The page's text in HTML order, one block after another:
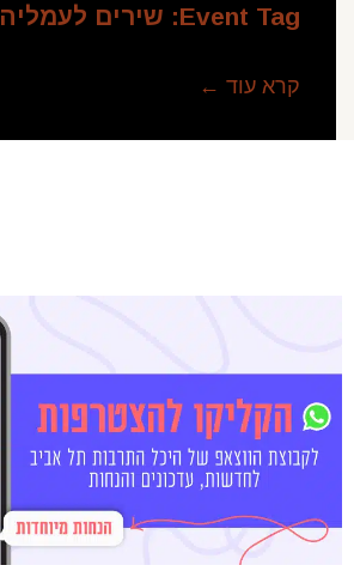
Event Tag: שירים לעמליה
קרא עוד ←